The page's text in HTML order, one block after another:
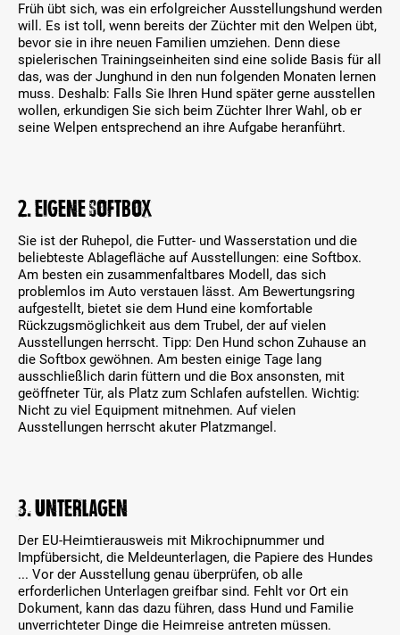
Früh übt sich, was ein erfolgreicher Ausstellungshund werden
will. Es ist toll, wenn bereits der Züchter mit den Welpen übt,
bevor sie in ihre neuen Familien umziehen. Denn diese
spielerischen Trainingseinheiten sind eine solide Basis für all
das, was der Junghund in den nun folgenden Monaten lernen
muss. Deshalb: Falls Sie Ihren Hund später gerne ausstellen
wollen, erkundigen Sie sich beim Züchter Ihrer Wahl, ob er
seine Welpen entsprechend an ihre Aufgabe heranführt.
2. Eigene Softbox
Sie ist der Ruhepol, die Futter- und Wasserstation und die
beliebteste Ablagefläche auf Ausstellungen: eine Softbox.
Am besten ein zusammenfaltbares Modell, das sich
problemlos im Auto verstauen lässt. Am Bewertungsring
aufgestellt, bietet sie dem Hund eine komfortable
Rückzugsmöglichkeit aus dem Trubel, der auf vielen
Ausstellungen herrscht. Tipp: Den Hund schon Zuhause an
die Softbox gewöhnen. Am besten einige Tage lang
ausschließlich darin füttern und die Box ansonsten, mit
geöffneter Tür, als Platz zum Schlafen aufstellen. Wichtig:
Nicht zu viel Equipment mitnehmen. Auf vielen
Ausstellungen herrscht akuter Platzmangel.
3. Unterlagen
Der EU-Heimtierausweis mit Mikrochipnummer und
Impfübersicht, die Meldeunterlagen, die Papiere des Hundes
... Vor der Ausstellung genau überprüfen, ob alle
erforderlichen Unterlagen greifbar sind. Fehlt vor Ort ein
Dokument, kann das dazu führen, dass Hund und Familie
unverrichteter Dinge die Heimreise antreten müssen.